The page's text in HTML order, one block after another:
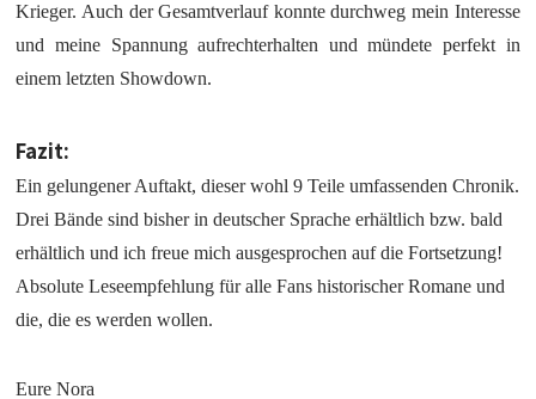
Krieger. Auch der Gesamtverlauf konnte durchweg mein Interesse
und meine Spannung aufrechterhalten und mündete perfekt in
einem letzten Showdown.
Fazit:
Ein gelungener Auftakt, dieser wohl 9 Teile umfassenden Chronik.
Drei Bände sind bisher in deutscher Sprache erhältlich bzw. bald
erhältlich und ich freue mich ausgesprochen auf die Fortsetzung!
Absolute Leseempfehlung für alle Fans historischer Romane und
die, die es werden wollen.
Eure Nora